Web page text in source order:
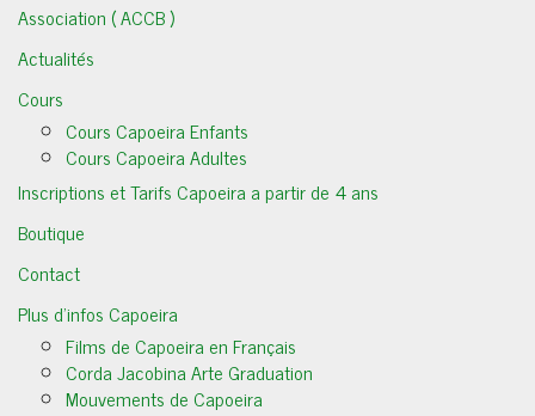
Association ( ACCB )
Actualités
Cours
Cours Capoeira Enfants
Cours Capoeira Adultes
Inscriptions et Tarifs Capoeira a partir de 4 ans
Boutique
Contact
Plus d’infos Capoeira
Films de Capoeira en Français
Corda Jacobina Arte Graduation
Mouvements de Capoeira